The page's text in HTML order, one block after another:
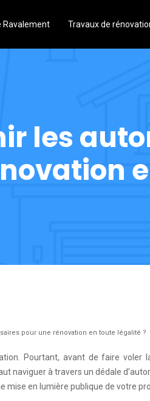
Ravalement Travaux de
les
pour une rénovation en toute légalité ?
Pourtant, avant de faire
naviguer à travers un dédale
mise en lumière publique de votre